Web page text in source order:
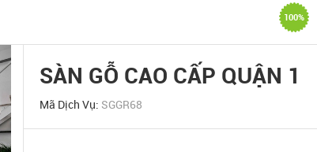
100%
SÀN GỖ CAO CẤP QUẬN 1
Mã Dịch Vụ: SGGR68